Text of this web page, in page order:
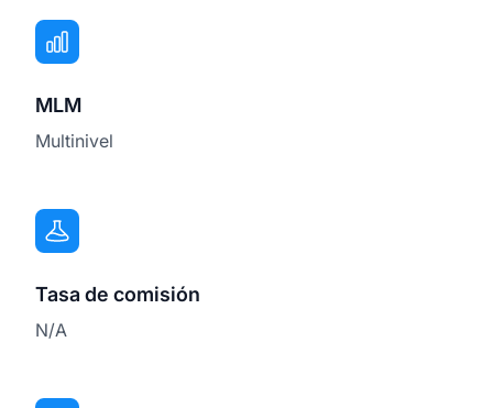
MLM
Multinivel
Tasa de comisión
N/A